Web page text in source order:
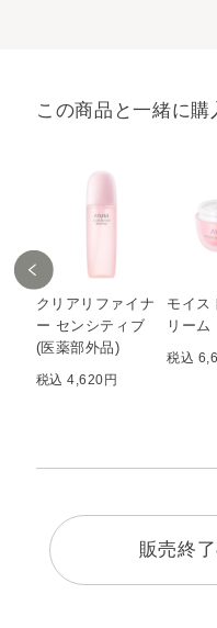
この商品と一緒に
クリアリファイナ
ー センシティブ
(医薬部外品)
税込 4,620円
モイス
リーム
税込
販売終